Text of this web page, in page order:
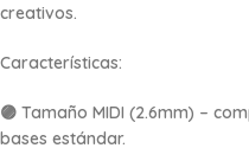
creativos.
Características:
🟣 Tamaño MIDI (2.6mm) –
bases estándar.